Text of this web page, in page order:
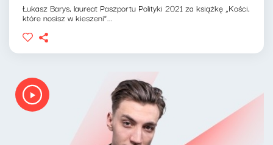
Łukasz Barys, laureat Paszportu Polityki 2021 za książkę „Kości,
które nosisz w kieszeni”...